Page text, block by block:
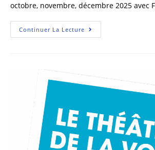
octobre, novembre, décembre 2025 avec
Continuer La Lecture